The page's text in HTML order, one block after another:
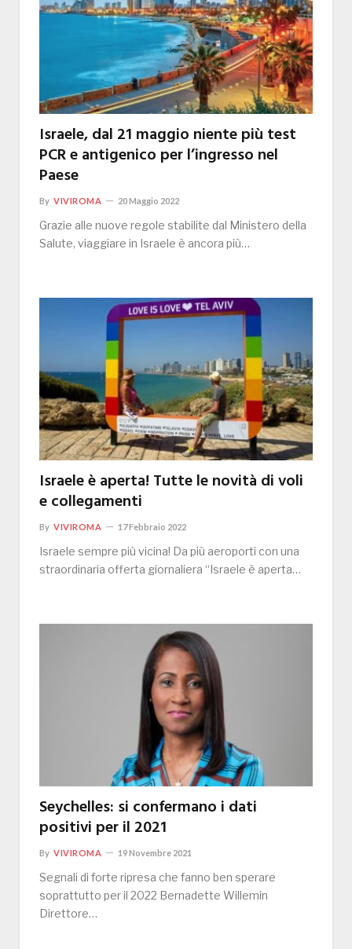
Israele, dal 21 maggio niente più test
PCR e antigenico per l’ingresso nel
Paese
By VIVIROMA 20 Maggio 2022
Grazie alle nuove regole stabilite dal Ministero della
Salute, viaggiare in Israele è ancora più…
Israele è aperta! Tutte le novità di voli
e collegamenti
By VIVIROMA 17 Febbraio 2022
Israele sempre più vicina! Da più aeroporti con una
straordinaria offerta giornaliera “Israele è aperta…
Seychelles: si confermano i dati
positivi per il 2021
By VIVIROMA 19 Novembre 2021
Segnali di forte ripresa che fanno ben sperare
soprattutto per il 2022 Bernadette Willemin
Direttore…